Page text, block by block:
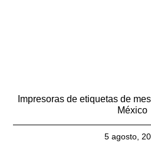
Impresoras de etiquetas de
México
5 agosto,